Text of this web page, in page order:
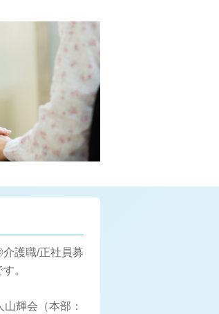
護職/正社員募
。
輝会（本部：